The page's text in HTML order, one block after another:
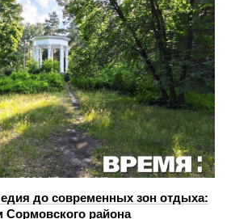
до современных зон отдыха:
Сормовского района